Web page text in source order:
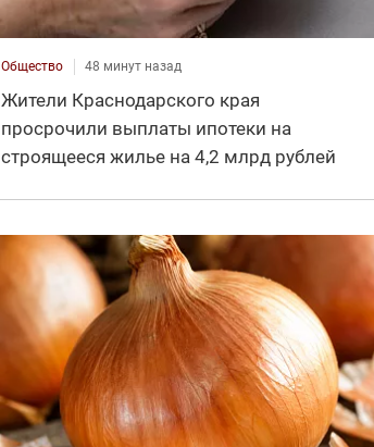
Общество 48 минут назад
Жители Краснодарского края
просрочили выплаты ипотеки на
строящееся жилье на 4,2 млрд рублей